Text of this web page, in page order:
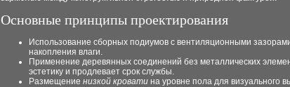
Основные принципы проектирования
Использование сборных подиумов с вентиляционными
накопления влаги.
Применение деревянных соединений без металлических
эстетику и продлевает срок службы.
Размещение низкой кровати на уровне пола для визуального